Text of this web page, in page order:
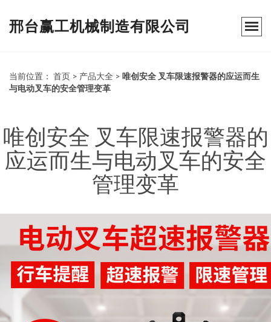
邢台赢工机械制造有限公司
当前位置： 首页 > 产品大全 > 唯创安全 叉车限速报警器的应运而生
与电动叉车的安全管理变革
唯创安全 叉车限速报警器的
应运而生与电动叉车的安全
管理变革